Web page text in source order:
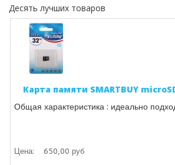
Десять лучших товаров
Карта памяти SMARTBUY
Общая характеристика : идеально
Цена: 650,00 руб